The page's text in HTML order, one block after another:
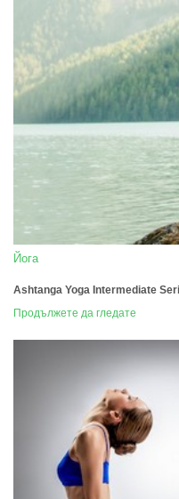
Йога
Ashtanga Yoga Intermediate
Продължете да гледате